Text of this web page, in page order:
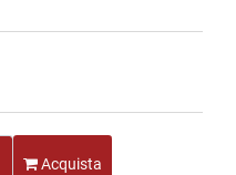
Acquista